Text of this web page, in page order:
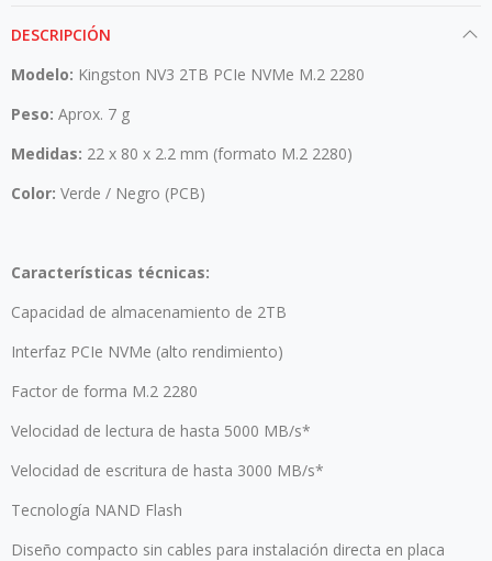
DESCRIPCIÓN
Modelo: Kingston NV3 2TB PCIe NVMe M.2 2280
Peso: Aprox. 7 g
Medidas: 22 x 80 x 2.2 mm (formato M.2 2280)
Color: Verde / Negro (PCB)
Características técnicas:
Capacidad de almacenamiento de 2TB
Interfaz PCIe NVMe (alto rendimiento)
Factor de forma M.2 2280
Velocidad de lectura de hasta 5000 MB/s*
Velocidad de escritura de hasta 3000 MB/s*
Tecnología NAND Flash
Diseño compacto sin cables para instalación directa en placa